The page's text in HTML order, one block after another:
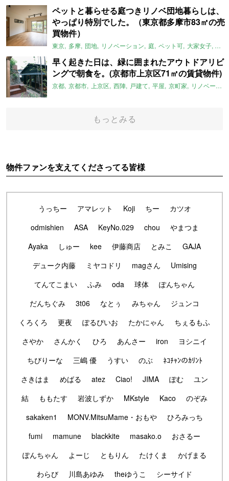
ペットと暮らせる庭つきリノベ団地暮らしは、
やっぱり特別でした。（東京都多摩市83㎡の売
買物件）
東京 多摩 団地 リノベーション 庭 ペット可 大家女子 団
早く起きた日は、緑に囲まれたアウトドアリビ
ングで朝食を。(京都市上京区71㎡の賃貸物件)
京都 京都市 上京区 西陣 戸建て 平屋 京町家 リノベーション
もっとみる
物件ファンを支えてくださってる皆様
うっちー アマレット Koji ちー
カツオ
odmishien
ASA KeyNo.029 chou
やまつま
Ayaka
しゅー kee 伊藤商店 とみこ
GAJA
デューク内藤
ミヤコドリ magさん
Umising
てんてこまい
ふみ oda 球体
ぽんちゃん
だんちぐみ
3t06 なとぅ みちゃん
ジュンコ
くろくろ
更夜 ぽるぴいお たかにゃん
ちぇるもふ
さやか
さんかく ひろ あんさー iron
ヨシニイ
ちびりーな
三嶋 優 うすい のぶ
ﾈｺﾁｬﾝのｶﾘﾝﾄ
さきはま
めばる atez Ciao! JIMA ぽむ
ユン
結
ももたす 岩波しずか MKstyle Kaco
のぞみ
sakaken1
MONV.MitsuMame・おもや
ひろみっち
fumi
mamune blackkite masako.o
おさるー
ぽんちゃん
よーじ ともりん たけくま
かげまる
わらび
川島あゆみ theゆうこ
シーサイド